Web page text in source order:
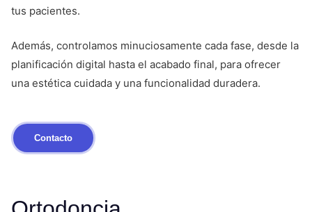
tus pacientes.
Además, controlamos minuciosamente cada fase, desde la
planificación digital hasta el acabado final, para ofrecer
una estética cuidada y una funcionalidad duradera.
Contacto